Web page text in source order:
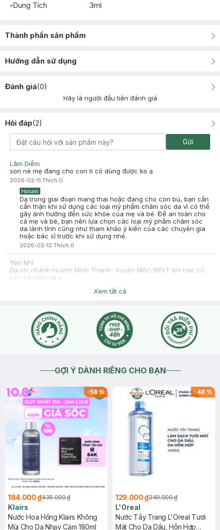
Dung Tích
3ml
Thành phần sản phẩm
Hướng dẫn sử dụng
Đánh giá(0)
Hãy là người đầu tiên đánh giá
Hỏi đáp(2)
Gửi
Lâm Diễm
son nè mẹ đang cho con ti có dùng được ko ạ
2026-02-11 Thích 0
Hasaki
Dạ trong giai đoạn mang thai hoặc đang cho con bú, bạn cần
cẩn thận khi sử dụng các loại mỹ phẩm chăm sóc da vì có thể
gây ảnh hưởng đến sức khỏe của mẹ và bé. Để an toàn cho
cả mẹ và bé, bạn nên lựa chọn các loại mỹ phẩm chăm sóc
da lành tính cũng như tham khảo ý kiến của các chuyên gia
hoặc bác sĩ trước khi sử dụng nhé.
2026-02-12 Thích 0
Yen Nhi
Dạ chi nhánh Huỳnh Minh Thạnh- Xuyên Mộc-BRVT khi nào có
son cỏ mềm lai ạ
trạng sản phẩm còn tại chi nhánh và thông báo trên Fanpage:
Hasaki Beauty & Clinic, trên Website/App Hasaki. Bạn nhớ
theo dõi Fanpage, Website/App Hasaki để cập nhật thông tin
chính xác nhất nhé.
2025-03-17Thích
Xem tất cả
GỢI Ý DÀNH RIÊNG CHO BẠN
-58%
184.000 ₫435.000 ₫
Klairs
Nước Hoa Hồng Klairs Không
Mùi Cho Da Nhạy Cảm 180ml
-48 %
129.000 ₫249.000 ₫
L'Oreal
Nước Tẩy Trang L'Oreal Tươi
Mát Cho Da Dầu, Hỗn Hợp